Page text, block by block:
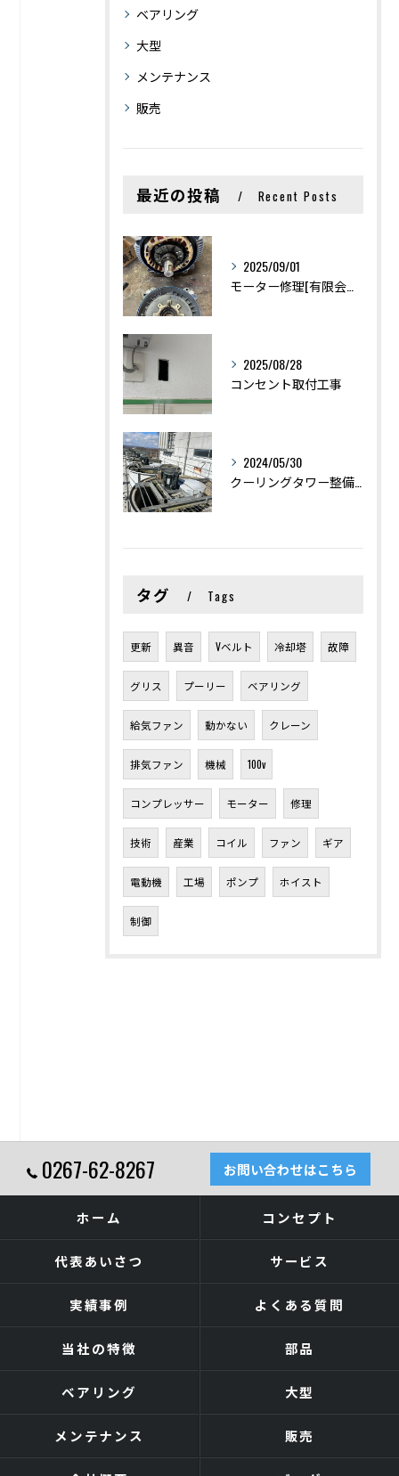
ベアリング
大型
メンテナンス
販売
最近の投稿 Recent Posts
2025/09/01
2025/08/28
コンセント取付工事
2024/05/30
タグ Tags
更新 異音 Vベルト 冷却塔 故障
グリス プーリー ベアリング
給気ファン 動かない クレーン
排気ファン 機械 100v
コンプレッサー モーター 修理
技術 産業 コイル ファン ギア
電動機 工場 ポンプ ホイスト
制御
0267-62-8267 お問い合わせはこちら
ホーム コンセプト
代表あいさつ サービス
実績事例 よくある質問
当社の特徴 部品
ベアリング 大型
メンテナンス 販売